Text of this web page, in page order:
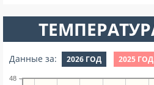
Данные за: 2026 ГОД 2025 ГОД
48